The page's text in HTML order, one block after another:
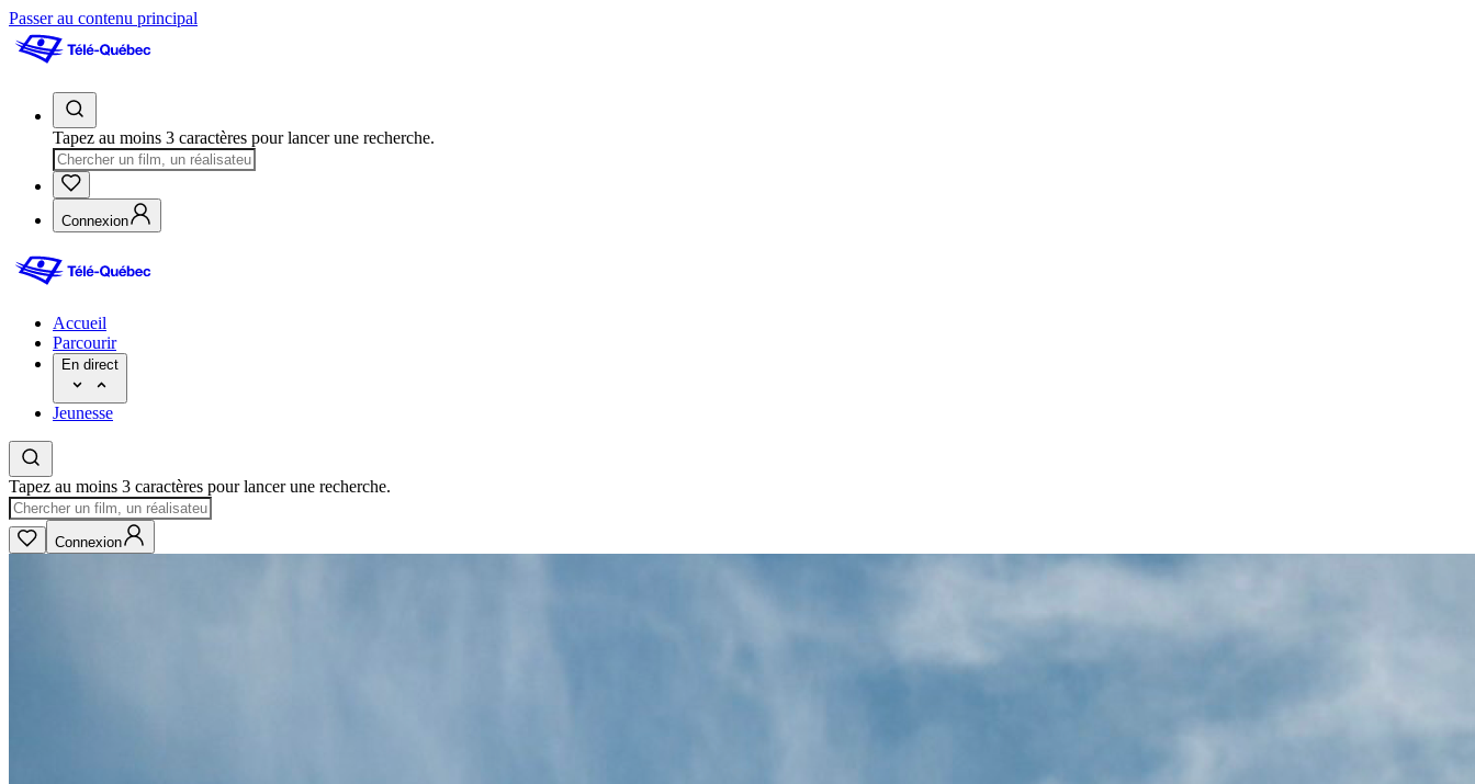
Passer au contenu principal
Tapez au moins 3 caractères pour lancer une recherche.
Connexion
Accueil
Parcourir
En direct
Jeunesse
Tapez au moins 3 caractères pour lancer une recherche.
Connexion